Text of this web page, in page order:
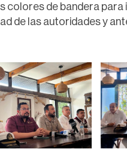
colores de bandera para
de las autoridades y